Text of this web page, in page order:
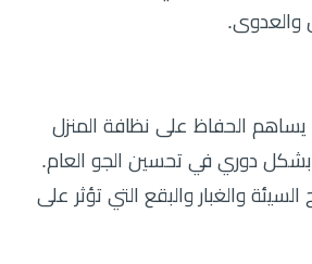
والعدوى.
يساهم الحفاظ على نظافة المنزل
بشكل دوري في تحسين الجو العام.
والغبار والبقع التي تؤثر على